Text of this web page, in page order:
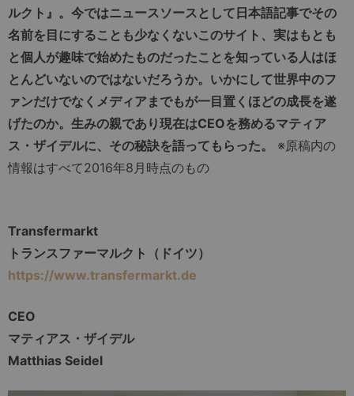
ルクト』。今ではニュースソースとして日本語記事でその
名前を目にすることも少なくないこのサイト、実はもとも
と個人が趣味で始めたものだったことを知っている人はほ
とんどいないのではないだろうか。いかにして世界中のフ
ァンだけでなくメディアまでもが一目置くほどの成長を遂
げたのか。生みの親であり現在はCEOを務めるマティア
ス・ザイデルに、その秘訣を語ってもらった。
※原稿内の
情報はすべて2016年8月時点のもの
Transfermarkt
トランスファーマルクト（ドイツ）
https://www.transfermarkt.de
CEO
マティアス・ザイデル
Matthias Seidel